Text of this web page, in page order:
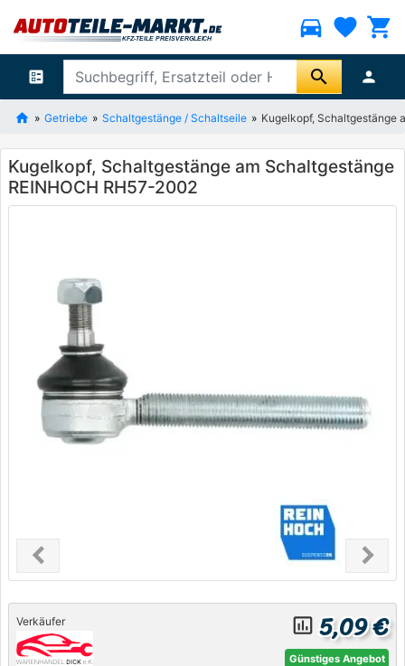
directions_car favorite shopping_cart
ballot search person
Getriebe Schaltgestänge / Schaltseile Kugelkopf, Schaltgestänge
Kugelkopf, Schaltgestänge am Schaltgestänge
REINHOCH RH57-2002
chevron_leftPrevious chevron_right
Next
Verkäufer insert_chart_outlined 5,09 €
Günstiges Angebot